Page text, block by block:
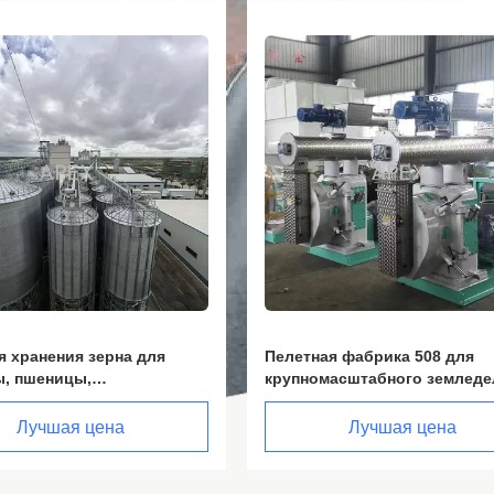
фабрика 508 для
земледелия и
кормов для скота
Лучшая цена
YULONG 560 850 Кованая
для гранулятора из
стали X46Cr13
Лучшая цена